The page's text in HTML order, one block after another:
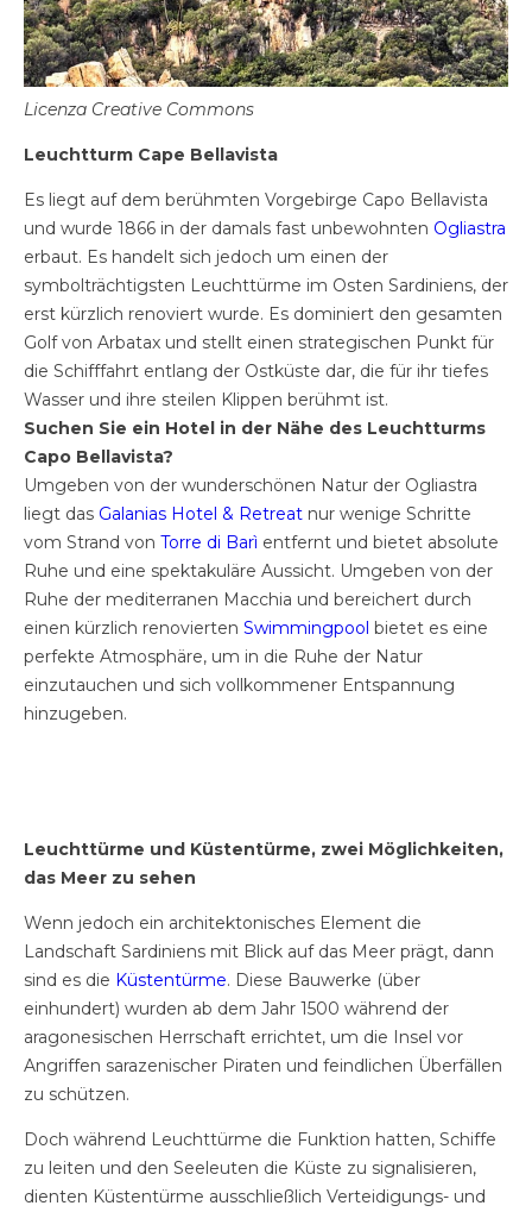
Licenza Creative Commons
Leuchtturm Cape Bellavista
Es liegt auf dem berühmten Vorgebirge Capo Bellavista
und wurde 1866 in der damals fast unbewohnten Ogliastra
erbaut. Es handelt sich jedoch um einen der
symbolträchtigsten Leuchttürme im Osten Sardiniens, der
erst kürzlich renoviert wurde. Es dominiert den gesamten
Golf von Arbatax und stellt einen strategischen Punkt für
die Schifffahrt entlang der Ostküste dar, die für ihr tiefes
Wasser und ihre steilen Klippen berühmt ist.
Suchen Sie ein Hotel in der Nähe des Leuchtturms
Capo Bellavista?
Umgeben von der wunderschönen Natur der Ogliastra
liegt das Galanias Hotel & Retreat nur wenige Schritte
vom Strand von Torre di Barì entfernt und bietet absolute
Ruhe und eine spektakuläre Aussicht. Umgeben von der
Ruhe der mediterranen Macchia und bereichert durch
einen kürzlich renovierten Swimmingpool bietet es eine
perfekte Atmosphäre, um in die Ruhe der Natur
einzutauchen und sich vollkommener Entspannung
hinzugeben.
Leuchttürme und Küstentürme, zwei Möglichkeiten,
das Meer zu sehen
Wenn jedoch ein architektonisches Element die
Landschaft Sardiniens mit Blick auf das Meer prägt, dann
sind es die Küstentürme. Diese Bauwerke (über
einhundert) wurden ab dem Jahr 1500 während der
aragonesischen Herrschaft errichtet, um die Insel vor
Angriffen sarazenischer Piraten und feindlichen Überfällen
zu schützen.
Doch während Leuchttürme die Funktion hatten, Schiffe
zu leiten und den Seeleuten die Küste zu signalisieren,
dienten Küstentürme ausschließlich Verteidigungs- und